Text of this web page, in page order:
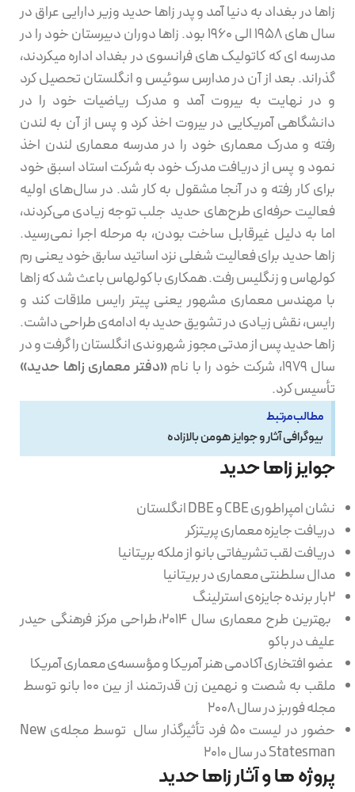
زاها در بغداد به دنیا آمد و پدر زاها حدید وزیر دارایی عراق در
سال های 1958 الی 1960 بود. زاها دوران دبیرستان خود را در
مدرسه ای که کاتولیک های فرانسوی در بغداد اداره میکردند،
گذراند. بعد از آن در مدارس سوئیس و انگلستان تحصیل کرد
و در نهایت به بیروت آمد و مدرک ریاضیات خود را در
دانشگاهی آمریکایی در بیروت اخذ کرد و پس از آن به لندن
رفته و مدرک معماری خود را در مدرسه معماری لندن اخذ
نمود و پس از دریافت مدرک خود به شرکت استاد اسبق خود
برای کار رفته و در آنجا مشقول به کار شد. در سال‌های اولیه
فعالیت حرفه‌ای طرح‌های حدید جلب توجه زیادی می‌کردند،
اما به دلیل غیرقابل ساخت بودن، به مرحله اجرا نمی‌رسید.
زاها حدید برای فعالیت شغلی نزد اساتید سابق خود یعنی رم
کولهاس و زنگلیس رفت. همکاری با کولهاس باعث شد که زاها
با مهندس معماری مشهور یعنی پیتر رایس ملاقات کند و
رایس، نقش زیادی در تشویق حدید به ادامه‌ی طراحی داشت.
زاها حدید پس از مدتی مجوز شهروندی انگلستان را گرفت و در
سال ۱۹۷۹، شرکت خود را با نام
«دفتر معماری زاها حدید»
تأسیس کرد.
مطالب مرتبط
بیوگرافی آثار و جوایز هومن بالازاده
جوایز زاها حدید
نشان امپراطوری CBE و DBE انگلستان
دریافت جایزه معماری پریتزکر
دریافت لقب تشریفاتی بانو از ملکه بریتانیا
مدال سلطنتی معماری در بریتانیا
۲بار برنده جایزه‌ی استرلینگ
بهترین طرح معماری سال ۲۰۱۴، طراحی مرکز فرهنگی حیدر
علیف در باکو
عضو افتخاری آکادمی هنر آمریکا و مؤسسه‌ی معماری آمریکا
ملقب به شصت و نهمین زن قدرتمند از بین ۱۰۰ بانو توسط
مجله فوربز در سال ۲۰۰۸
حضور در لیست ۵۰ فرد تأثیرگذار سال توسط مجله‌ی New
Statesman در سال ۲۰۱۰
پروژه ها و آثار زاها حدید